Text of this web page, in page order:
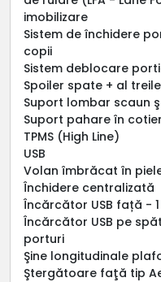
imobilizare
Sistem de închidere
copii
Sistem deblocare
Spoiler spate + al
Suport lombar scaun
Suport pahare în
TPMS (High Line)
USB
Volan îmbrăcat în
Închidere centralizată
Încărcător USB față -
Încărcător USB pe
porturi
Şine longitudinale
Ştergătoare faţă tip